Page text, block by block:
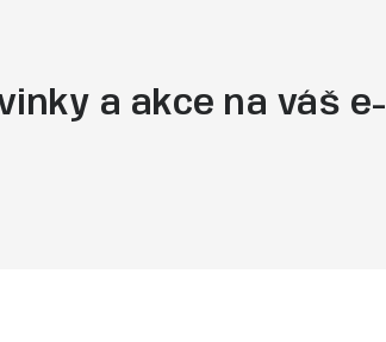
a akce na váš e-